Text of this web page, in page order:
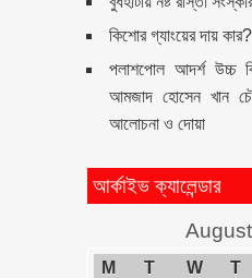
কিশোর গ্যাংয়ের দায় কার?
পলাশপোল আদর্শ উচ্চ
আমজাদ হোসেন খান
আলোচনা ও দোয়া
আর্কাইভ ক্যালেন্ডার
M T W T